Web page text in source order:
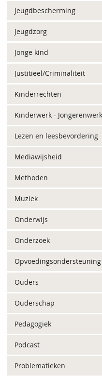
Jeugdbescherming
Jeugdzorg
Jonge kind
Justitieel/Criminaliteit
Kinderrechten
Kinderwerk - Jongerenwerk
Lezen en leesbevordering
Mediawijsheid
Methoden
Muziek
Onderwijs
Onderzoek
Opvoedingsondersteuning
Ouders
Ouderschap
Pedagogiek
Podcast
Problematieken